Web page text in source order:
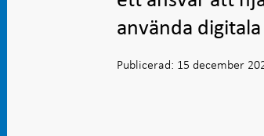
använda
Publicerad: 15 december